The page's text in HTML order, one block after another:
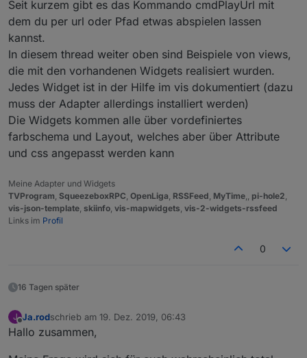
Seit kurzem gibt es das Kommando cmdPlayUrl mit
dem du per url oder Pfad etwas abspielen lassen
kannst.
In diesem thread weiter oben sind Beispiele von views,
die mit den vorhandenen Widgets realisiert wurden.
Jedes Widget ist in der Hilfe im vis dokumentiert (dazu
muss der Adapter allerdings installiert werden)
Die Widgets kommen alle über vordefiniertes
farbschema und Layout, welches aber über Attribute
und css angepasst werden kann
Meine Adapter und Widgets
TVProgram, SqueezeboxRPC, OpenLiga, RSSFeed, MyTime,, pi-hole2,
vis-json-template, skiinfo, vis-mapwidgets, vis-2-widgets-rssfeed
Links im Profil
0
16 Tagen später
J
Offline
Ja.rodschrieb am 19. Dez. 2019, 06:43
zuletzt editiert von
Hallo zusammen,